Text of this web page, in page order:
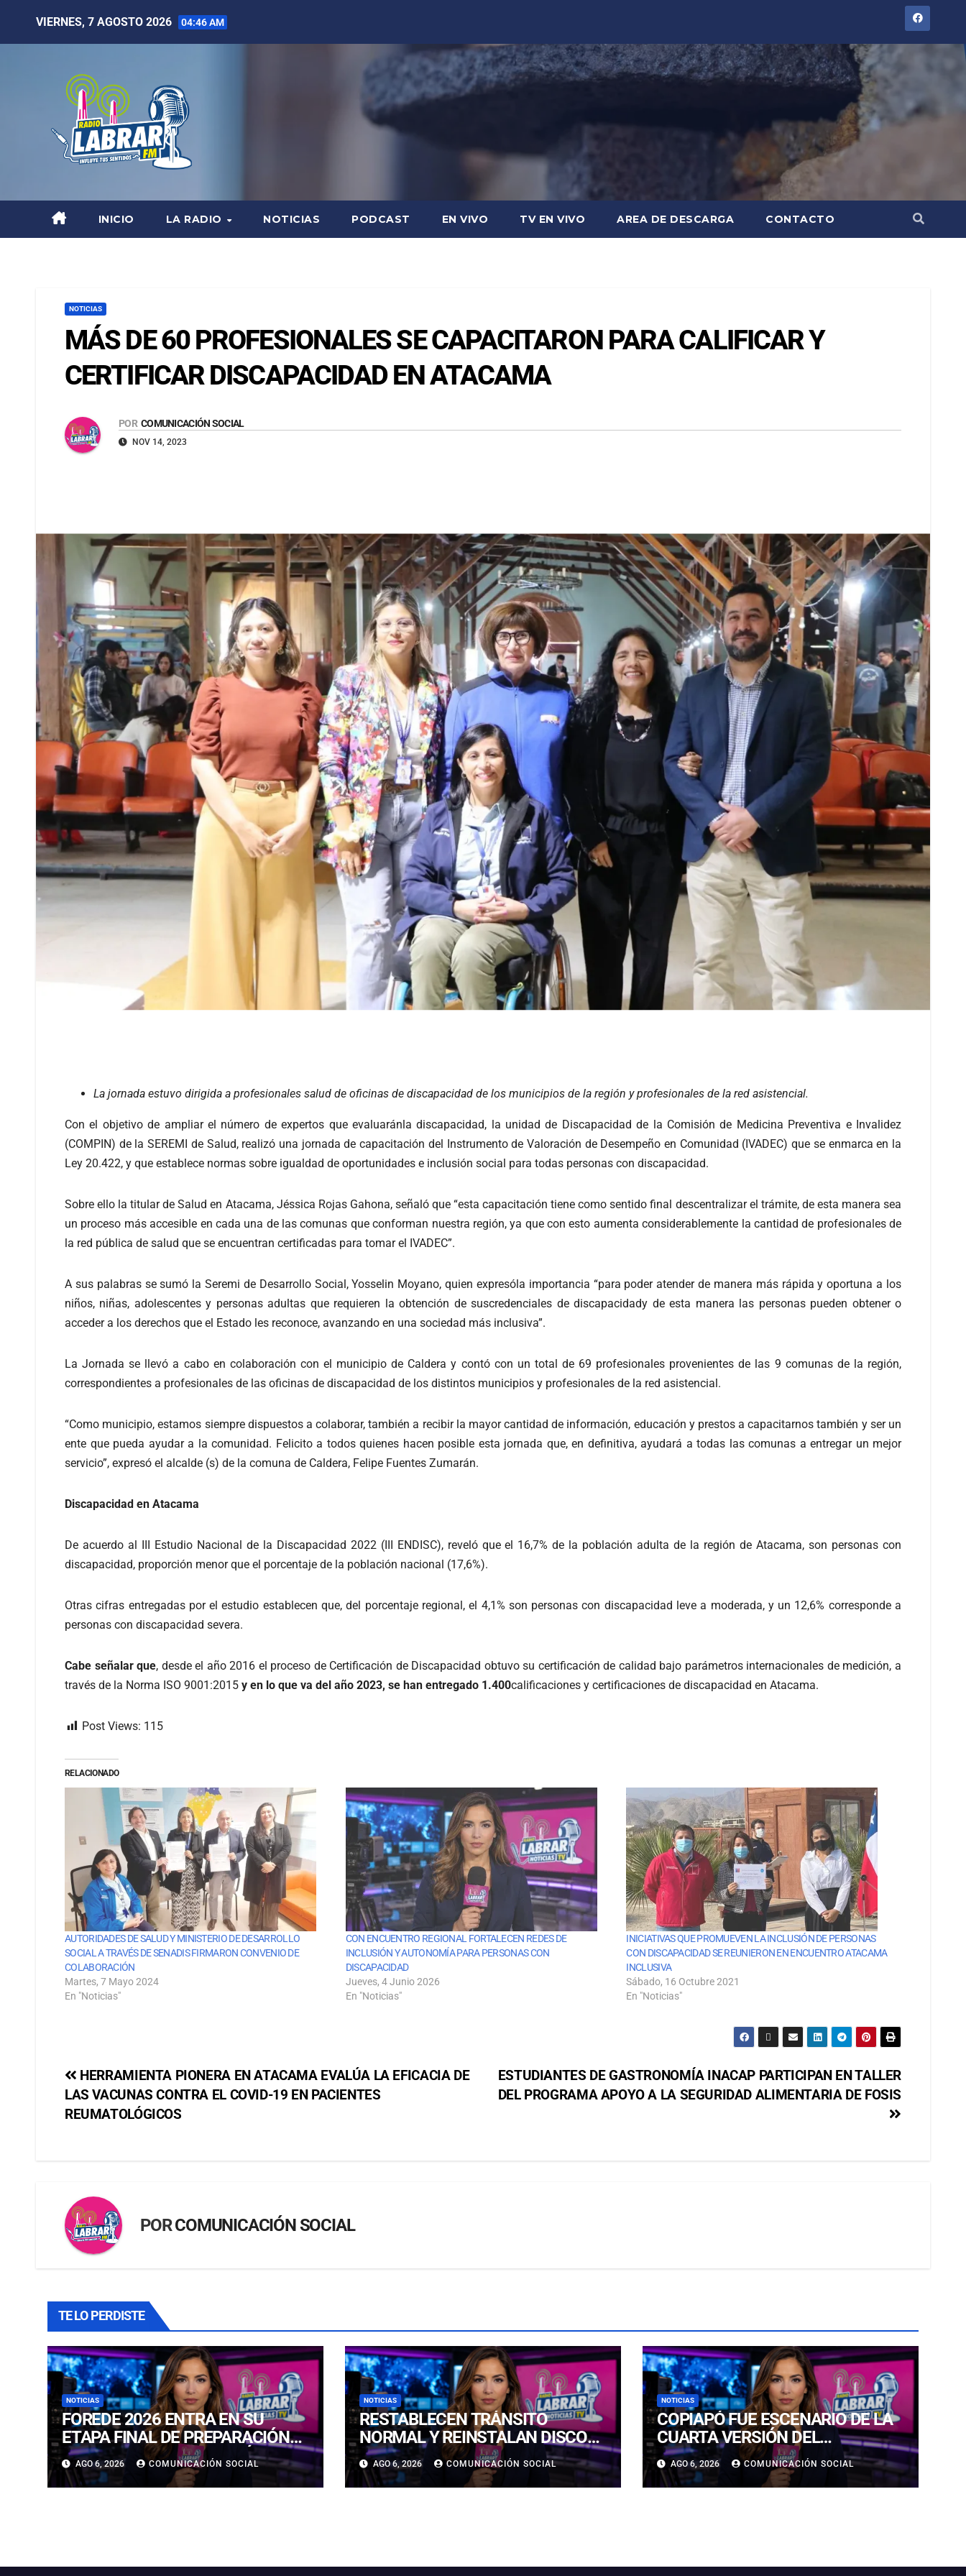
VIERNES, 7 AGOSTO 2026 04:46 AM
INICIO LA RADIO NOTICIAS PODCAST EN VIVO TV EN VIVO AREA DE DESCARGA CONTACTO
NOTICIAS
MÁS DE 60 PROFESIONALES SE CAPACITARON PARA CALIFICAR Y
CERTIFICAR DISCAPACIDAD EN ATACAMA
POR COMUNICACIÓN SOCIAL
NOV 14, 2023
La jornada estuvo dirigida a profesionales salud de oficinas de discapacidad de los municipios de la región y profesionales de la red asistencial.
Con el objetivo de ampliar el número de expertos que evaluaránla discapacidad, la unidad de Discapacidad de la Comisión de Medicina Preventiva e Invalidez
(COMPIN) de la SEREMI de Salud, realizó una jornada de capacitación del Instrumento de Valoración de Desempeño en Comunidad (IVADEC) que se enmarca en la
Ley 20.422, y que establece normas sobre igualdad de oportunidades e inclusión social para todas personas con discapacidad.
Sobre ello la titular de Salud en Atacama, Jéssica Rojas Gahona, señaló que “esta capacitación tiene como sentido final descentralizar el trámite, de esta manera sea
un proceso más accesible en cada una de las comunas que conforman nuestra región, ya que con esto aumenta considerablemente la cantidad de profesionales de
la red pública de salud que se encuentran certificadas para tomar el IVADEC”.
A sus palabras se sumó la Seremi de Desarrollo Social, Yosselin Moyano, quien expresóla importancia “para poder atender de manera más rápida y oportuna a los
niños, niñas, adolescentes y personas adultas que requieren la obtención de suscredenciales de discapacidady de esta manera las personas pueden obtener o
acceder a los derechos que el Estado les reconoce, avanzando en una sociedad más inclusiva”.
La Jornada se llevó a cabo en colaboración con el municipio de Caldera y contó con un total de 69 profesionales provenientes de las 9 comunas de la región,
correspondientes a profesionales de las oficinas de discapacidad de los distintos municipios y profesionales de la red asistencial.
“Como municipio, estamos siempre dispuestos a colaborar, también a recibir la mayor cantidad de información, educación y prestos a capacitarnos también y ser un
ente que pueda ayudar a la comunidad. Felicito a todos quienes hacen posible esta jornada que, en definitiva, ayudará a todas las comunas a entregar un mejor
servicio”, expresó el alcalde (s) de la comuna de Caldera, Felipe Fuentes Zumarán.
Discapacidad en Atacama
De acuerdo al III Estudio Nacional de la Discapacidad 2022 (III ENDISC), reveló que el 16,7% de la población adulta de la región de Atacama, son personas con
discapacidad, proporción menor que el porcentaje de la población nacional (17,6%).
Otras cifras entregadas por el estudio establecen que, del porcentaje regional, el 4,1% son personas con discapacidad leve a moderada, y un 12,6% corresponde a
personas con discapacidad severa.
Cabe señalar que, desde el año 2016 el proceso de Certificación de Discapacidad obtuvo su certificación de calidad bajo parámetros internacionales de medición, a
través de la Norma ISO 9001:2015 y en lo que va del año 2023, se han entregado 1.400calificaciones y certificaciones de discapacidad en Atacama.
Post Views: 115
RELACIONADO
AUTORIDADES DE SALUD Y MINISTERIO DE DESARROLLO
SOCIAL A TRAVÉS DE SENADIS FIRMARON CONVENIO DE
COLABORACIÓN
Martes, 7 Mayo 2024
En "Noticias"
CON ENCUENTRO REGIONAL FORTALECEN REDES DE
INCLUSIÓN Y AUTONOMÍA PARA PERSONAS CON
DISCAPACIDAD
Jueves, 4 Junio 2026
En "Noticias"
INICIATIVAS QUE PROMUEVEN LA INCLUSIÓN DE PERSONAS
CON DISCAPACIDAD SE REUNIERON EN ENCUENTRO ATACAMA
INCLUSIVA
Sábado, 16 Octubre 2021
En "Noticias"
ESTUDIANTES DE GASTRONOMÍA INACAP PARTICIPAN EN TALLER
DEL PROGRAMA APOYO A LA SEGURIDAD ALIMENTARIA DE FOSIS
HERRAMIENTA PIONERA EN ATACAMA EVALÚA LA EFICACIA DE
LAS VACUNAS CONTRA EL COVID-19 EN PACIENTES
REUMATOLÓGICOS
PORCOMUNICACIÓN SOCIAL
TE LO PERDISTE
NOTICIAS
FOREDE 2026 ENTRA EN SU
ETAPA FINAL DE PREPARACIÓN
CON NUEVAS TECNOLOGÍAS DE
ACCESO Y OPORTUNIDADES
PARA ATACAMA
AGO 6, 2026 COMUNICACIÓN SOCIAL
NOTICIAS
RESTABLECEN TRÁNSITO
NORMAL Y REINSTALAN DISCO
“PARE” TRAS AVANCE DE OBRAS
EN CALLE LUIS FLORES CON
JULIO PRADO
AGO 6, 2026 COMUNICACIÓN SOCIAL
NOTICIAS
COPIAPÓ FUE ESCENARIO DE LA
CUARTA VERSIÓN DEL
CAMPEONATO REGIONAL DE
BANDAS DE GUERRA
ESTUDIANTILES
AGO 6, 2026 COMUNICACIÓN SOCIAL